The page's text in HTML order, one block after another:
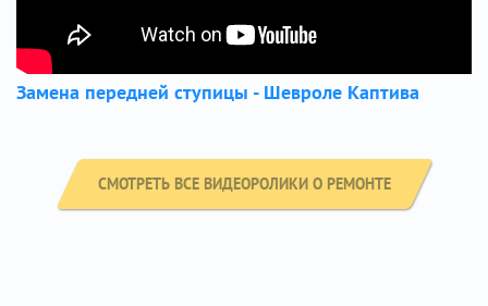
Замена передней ступицы - Шевроле Каптива
СМОТРЕТЬ ВСЕ ВИДЕОРОЛИКИ О РЕМОНТЕ